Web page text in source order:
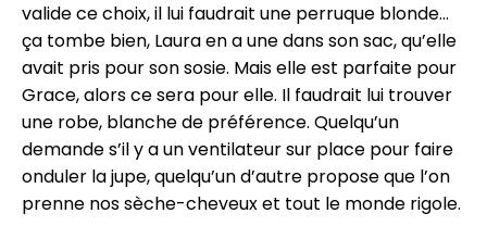
valide ce choix, il lui faudrait une perruque blonde...
ça tombe bien, Laura en a une dans son sac, qu’elle
avait pris pour son sosie. Mais elle est parfaite pour
Grace, alors ce sera pour elle. Il faudrait lui trouver
une robe, blanche de préférence. Quelqu’un
demande s’il y a un ventilateur sur place pour faire
onduler la jupe, quelqu’un d’autre propose que l’on
prenne nos sèche-cheveux et tout le monde rigole.